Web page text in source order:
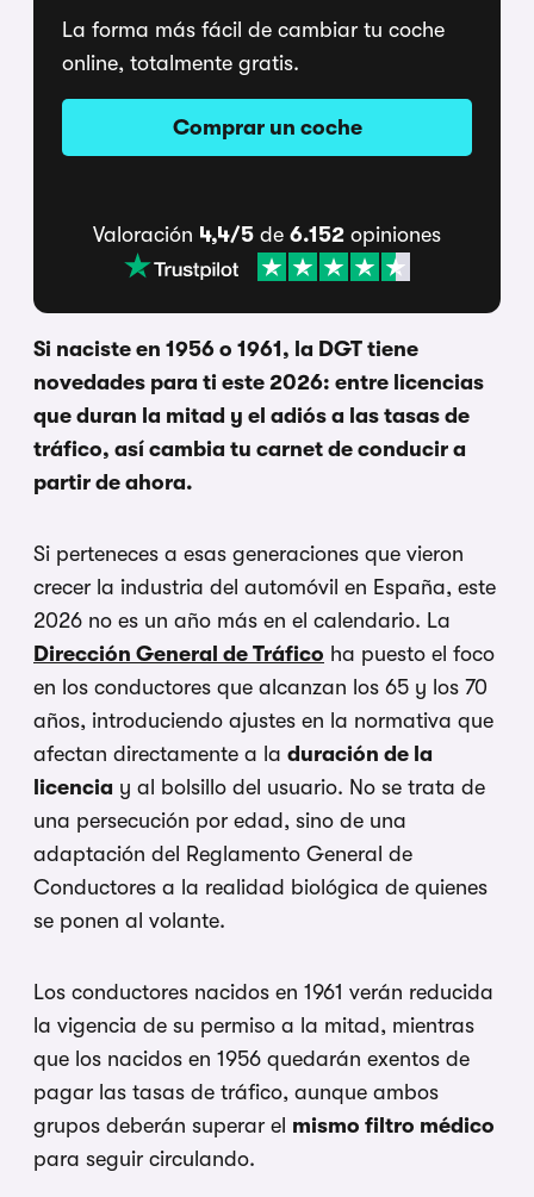
La forma más fácil de cambiar tu coche
online, totalmente gratis.
Comprar un coche
Valoración 4,4/5 de 6.152 opiniones
Si naciste en 1956 o 1961, la DGT tiene
novedades para ti este 2026: entre licencias
que duran la mitad y el adiós a las tasas de
tráfico, así cambia tu carnet de conducir a
partir de ahora.
Si perteneces a esas generaciones que vieron
crecer la industria del automóvil en España, este
2026 no es un año más en el calendario. La
Dirección General de Tráfico ha puesto el foco
en los conductores que alcanzan los 65 y los 70
años, introduciendo ajustes en la normativa que
afectan directamente a la duración de la
licencia y al bolsillo del usuario. No se trata de
una persecución por edad, sino de una
adaptación del Reglamento General de
Conductores a la realidad biológica de quienes
se ponen al volante.
Los conductores nacidos en 1961 verán reducida
la vigencia de su permiso a la mitad, mientras
que los nacidos en 1956 quedarán exentos de
pagar las tasas de tráfico, aunque ambos
grupos deberán superar el mismo filtro médico
para seguir circulando.